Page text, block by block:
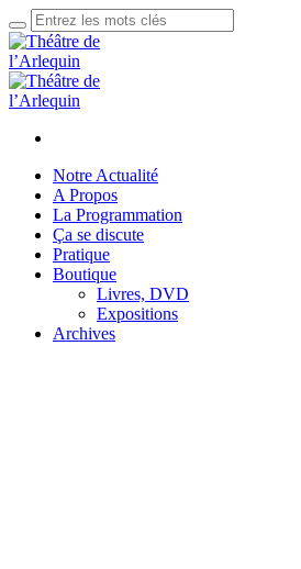
Notre Actualité
A Propos
La Programmation
Ça se discute
Pratique
Boutique
Livres, DVD
Expositions
Archives